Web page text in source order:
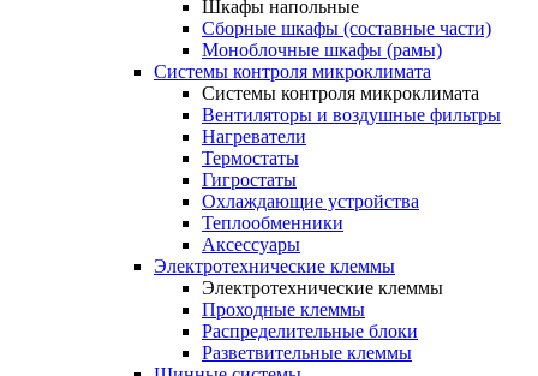
Шкафы напольные
Сборные шкафы (составные части)
Моноблочные шкафы (рамы)
Системы контроля микроклимата
Системы контроля микроклимата
Вентиляторы и воздушные фильтры
Нагреватели
Термостаты
Гигростаты
Охлаждающие устройства
Теплообменники
Аксессуары
Электротехнические клеммы
Электротехнические клеммы
Проходные клеммы
Распределительные блоки
Разветвительные клеммы